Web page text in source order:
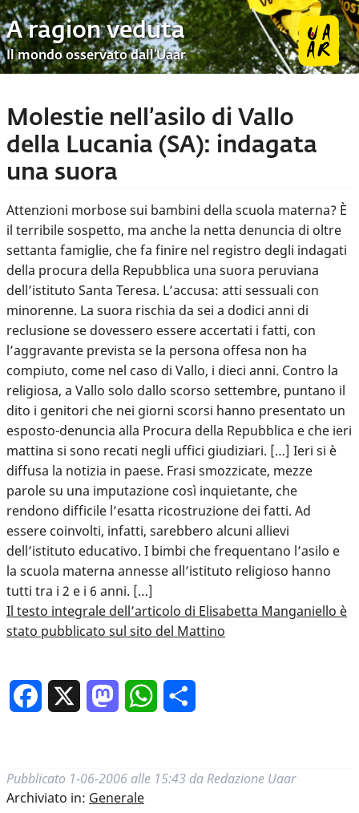
A ragion veduta
Il mondo osservato dall’Uaar
Molestie nell’asilo di Vallo
della Lucania (SA): indagata
una suora
Attenzioni morbose sui bambini della scuola materna? È
il terribile sospetto, ma anche la netta denuncia di oltre
settanta famiglie, che fa finire nel registro degli indagati
della procura della Repubblica una suora peruviana
dell’istituto Santa Teresa. L’accusa: atti sessuali con
minorenne. La suora rischia da sei a dodici anni di
reclusione se dovessero essere accertati i fatti, con
l’aggravante prevista se la persona offesa non ha
compiuto, come nel caso di Vallo, i dieci anni. Contro la
religiosa, a Vallo solo dallo scorso settembre, puntano il
dito i genitori che nei giorni scorsi hanno presentato un
esposto-denuncia alla Procura della Repubblica e che ieri
mattina si sono recati negli uffici giudiziari. […] Ieri si è
diffusa la notizia in paese. Frasi smozzicate, mezze
parole su una imputazione così inquietante, che
rendono difficile l’esatta ricostruzione dei fatti. Ad
essere coinvolti, infatti, sarebbero alcuni allievi
dell’istituto educativo. I bimbi che frequentano l’asilo e
la scuola materna annesse all’istituto religioso hanno
tutti tra i 2 e i 6 anni. […]
Il testo integrale dell’articolo di Elisabetta Manganiello è
stato pubblicato sul sito del Mattino
Facebook MastodonWhatsApp
Pubblicato 1-06-2006 alle 15:43 da Redazione Uaar
Archiviato in: Generale